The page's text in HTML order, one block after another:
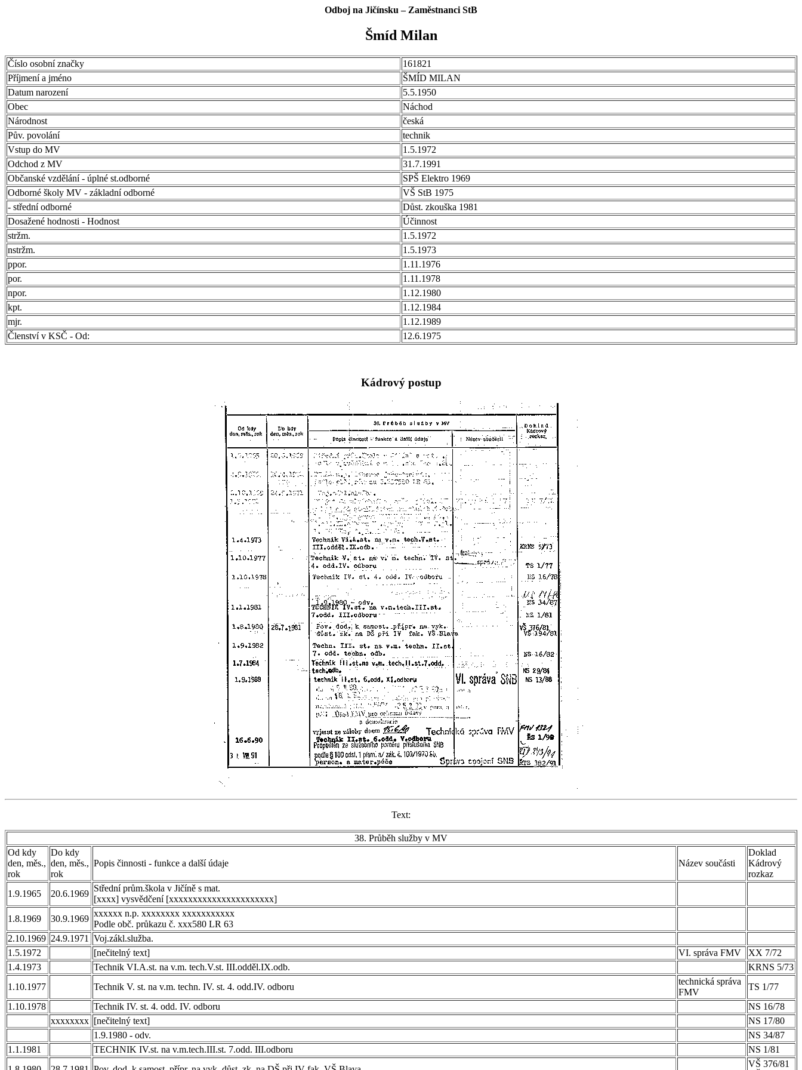
Odboj na Jičínsku – Zaměstnanci StB
Šmíd Milan
Číslo osobní značky
161821
Příjmení a jméno
ŠMÍD MILAN
Datum narození
5.5.1950
Obec
Náchod
Národnost
česká
Pův. povolání
technik
Vstup do MV
1.5.1972
Odchod z MV
31.7.1991
Občanské vzdělání - úplné st.odborné
SPŠ Elektro 1969
Odborné školy MV - základní odborné
VŠ StB 1975
- střední odborné
Důst. zkouška 1981
Dosažené hodnosti - Hodnost
Účinnost
stržm.
1.5.1972
nstržm.
1.5.1973
ppor.
1.11.1976
por.
1.11.1978
npor.
1.12.1980
kpt.
1.12.1984
mjr.
1.12.1989
Členství v KSČ - Od:
12.6.1975
Kádrový postup
Text:
38. Průběh služby v MV
Od kdy
den, měs.,
rok
Do kdy
den, měs.,
rok
Popis činnosti - funkce a další údaje Název součásti
Doklad
Kádrový
rozkaz
1.9.1965
20.6.1969
Střední prům.škola v Jičíně s mat.
[xxxx] vysvědčení [xxxxxxxxxxxxxxxxxxxxxx]
1.8.1969
30.9.1969
xxxxxx n.p. xxxxxxxx xxxxxxxxxxx
Podle obč. průkazu č. xxx580 LR 63
2.10.1969 24.9.1971
Voj.zákl.služba.
1.5.1972
[nečitelný text] VI. správa FMV
XX 7/72
1.4.1973
Technik VI.A.st. na v.m. tech.V.st. III.odděl.IX.odb.
KRNS 5/73
1.10.1977
Technik V. st. na v.m. techn. IV. st. 4. odd.IV. odboru
technická správa
FMV
TS 1/77
1.10.1978
Technik IV. st. 4. odd. IV. odboru
NS 16/78
xxxxxxxx [nečitelný text]
NS 17/80
1.9.1980 - odv.
NS 34/87
1.1.1981
TECHNIK IV.st. na v.m.tech.III.st. 7.odd. III.odboru
NS 1/81
VŠ 376/81